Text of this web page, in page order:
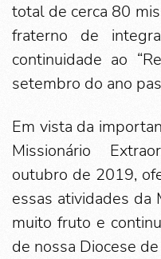
total de cerca 80
fraterno de
continuidade ao
setembro do ano
Em vista da
Missionário
outubro de 2019,
essas atividades da
muito fruto e
de nossa Diocese